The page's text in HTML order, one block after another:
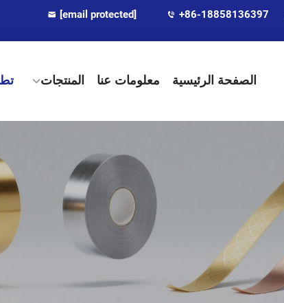
+86-18858136397
[email protected]
الصفحة الرئيسية معلومات عنا المنتجات